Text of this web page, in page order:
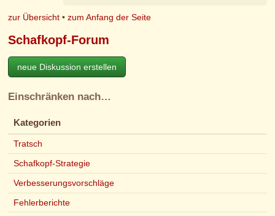
zur Übersicht •zum Anfang der Seite
Schafkopf-Forum
neue Diskussion erstellen
Einschränken nach…
Kategorien
Tratsch
Schafkopf-Strategie
Verbesserungsvorschläge
Fehlerberichte